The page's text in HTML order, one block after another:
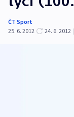
ČT Sport
25. 6. 2012
24. 6. 2012 |